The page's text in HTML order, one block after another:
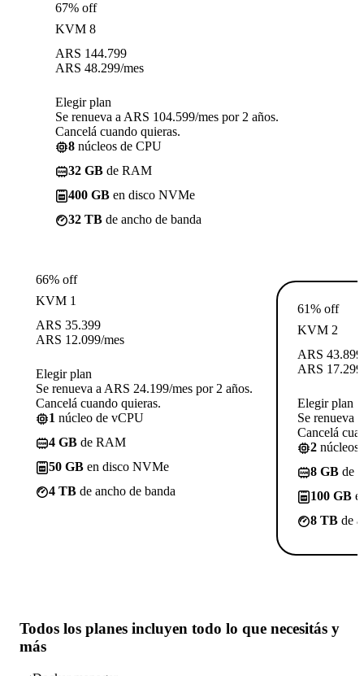
67% off
KVM 8
ARS 144.799
ARS 48.299/mes
Elegir plan
Se renueva a ARS 104.599/mes por 2 años.
Cancelá cuando quieras.
8 núcleos de CPU
32 GB de RAM
400 GB en disco NVMe
32 TB de ancho de banda
66% off
KVM 1
ARS 35.399
ARS 12.099/mes
Elegir plan
Se renueva a ARS 24.199/mes por 2 años.
Cancelá cuando quieras.
1 núcleo de vCPU
4 GB de RAM
50 GB en disco NVMe
4 TB de ancho de banda
61% off
KVM 2
ARS 43.899
ARS 17.299
Elegir plan
Se renueva
Cancelá
2 núcleos
8 GB de
100 GB
8 TB de
Todos los planes incluyen todo lo que necesitás y
más